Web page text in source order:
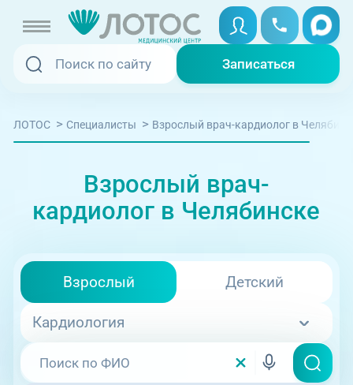
Записаться
Записаться
Услуги и цены
Специалисты
Акции
Отзывы
Адреса клиник
О клинике
Записаться онлайн
Вызвать скорую
Медицина на дому
Телемедицина
+7 (351) 220-00-03
Единая справочная служба,
запись на прием
ЛОТОС > Специалисты > Взрослый врач-кардиолог в
Взрослый врач-
кардиолог в Челябинске
Взрослый Детский
Кардиология
Cписок Карта
ул. Труда, 183А